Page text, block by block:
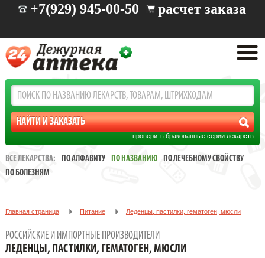
+7(929) 945-00-50 расчет заказа
проверить бракованные серии лекарств
ВСЕ ЛЕКАРСТВА: ПО АЛФАВИТУ ПО НАЗВАНИЮ
ПО ЛЕЧЕБНОМУ СВОЙСТВУ
ПО БОЛЕЗНЯМ
Главная страница Питание Леденцы, пастилки, гематоген, мюсли
РОССИЙСКИЕ И ИМПОРТНЫЕ ПРОИЗВОДИТЕЛИ
ЛЕДЕНЦЫ, ПАСТИЛКИ, ГЕМАТОГЕН, МЮСЛИ